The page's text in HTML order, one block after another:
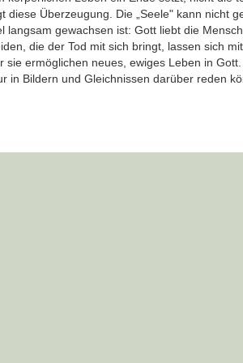
diese Überzeugung. Die „Seele" kann nicht
langsam gewachsen ist: Gott liebt die
die der Tod mit sich bringt, lassen sich
sie ermöglichen neues, ewiges Leben in
in Bildern und Gleichnissen darüber reden